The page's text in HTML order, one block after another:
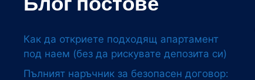
Как да откриете подходящ апартамент
под наем (без да рискувате депозита си)
Пълният наръчник за безопасен договор: